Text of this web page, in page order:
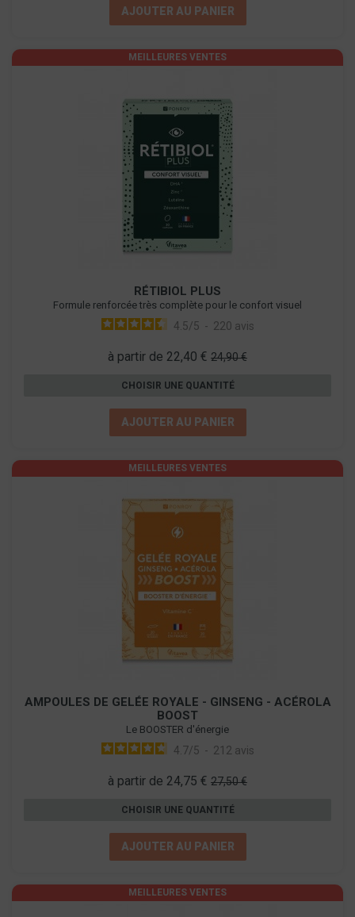
AJOUTER AU PANIER
MEILLEURES VENTES
RÉTIBIOL PLUS
Formule renforcée très complète pour le confort visuel
4.5/5 - 220 avis
à partir de 22,40 € 24,90 €
CHOISIR UNE QUANTITÉ
AJOUTER AU PANIER
MEILLEURES VENTES
AMPOULES DE GELÉE ROYALE - GINSENG - ACÉROLA
BOOST
Le BOOSTER d'énergie
4.7/5 - 212 avis
à partir de 24,75 € 27,50 €
CHOISIR UNE QUANTITÉ
AJOUTER AU PANIER
MEILLEURES VENTES